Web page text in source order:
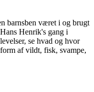
barnsben været i og brugt
Henrik's gang i
se hvad og hvor
af vildt, fisk, svampe,